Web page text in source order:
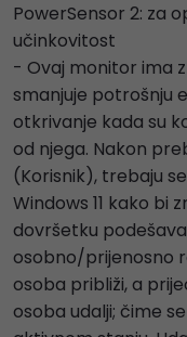
PowerSensor 2: za
učinkovitost
- Ovaj monitor ima
smanjuje potrošnju
otkrivanje kada su
od njega. Nakon
(Korisnik), trebaju
Windows 11 kako bi
dovršetku
osobno/prijenosno
osoba približi, a
osoba udalji; čime